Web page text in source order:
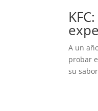
A un
probar
su